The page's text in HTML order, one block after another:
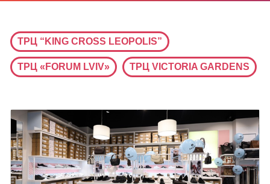
ТРЦ “KING CROSS LEOPOLIS”
ТРЦ «FORUM LVIV» ТРЦ VICTORIA GARDENS